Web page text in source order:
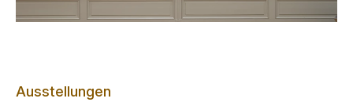
Ausstellungen